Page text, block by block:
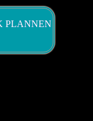
PLANNEN